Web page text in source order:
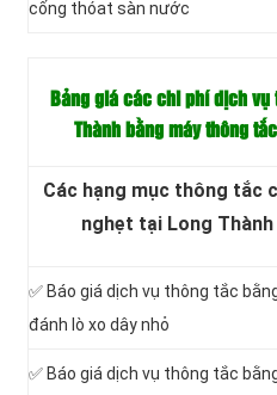
cống thóat sàn nước
Bảng giá các chi phí dịch vụ
Thành bằng máy thông
Các hạng mục thông tắc
nghẹt tại Long Thành
✅ Báo giá dịch vụ thông tắc
đánh lò xo dây nhỏ
✅ Báo giá dịch vụ thông tắc